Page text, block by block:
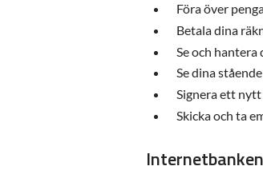
Föra över
Betala dina
Se och
Se dina
Signera ett
Skicka och ta
Internetbanken